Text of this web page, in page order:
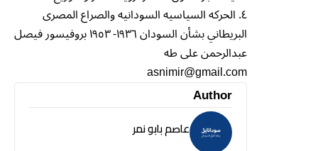
٤. الحركه السياسيه السودانيه والصراع المصرى
البريطاني بشأن السودان ١٩٣٦- ١٩٥٣ بروفيسور فيصل
عبدالرحمن على طه
asnimir@gmail.com
Author
عاصم بابو نمر